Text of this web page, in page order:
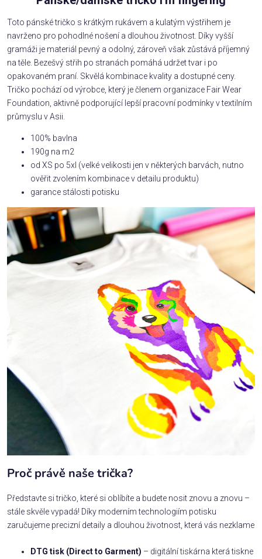
Toto pánské tričko s krátkým rukávem a kulatým výstřihem je
navrženo pro pohodlné nošení a dlouhou životnost. Díky vyšší
gramáži je materiál pevný a odolný, zároveň však zůstává příjemný
na těle. Bezešvý střih po stranách pomáhá udržet tvar i po
opakovaném praní. Skvělá kombinace kvality a dostupné ceny.
Tričko pochází od výrobce, který je členem organizace Fair Wear
Foundation, aktivně podporující lepší pracovní podmínky v textilním
průmyslu v Asii.
100% bavlna
190g na m2
od XS po 5xl (velké velikosti jen v některých barvách, nutno
ověřit zvolením kombinace v detailu produktu)
garance stálosti potisku
Proč právě naše trička?
Představte si tričko, které si oblíbíte a budete nosit znovu a znovu –
stále skvěle vypadá! Díky moderním technologiím potisku
zaručujeme precizní detaily a dlouhou životnost, která vás nezklame
DTG tisk (Direct to Garment) – digitální tiskárna která tiskne